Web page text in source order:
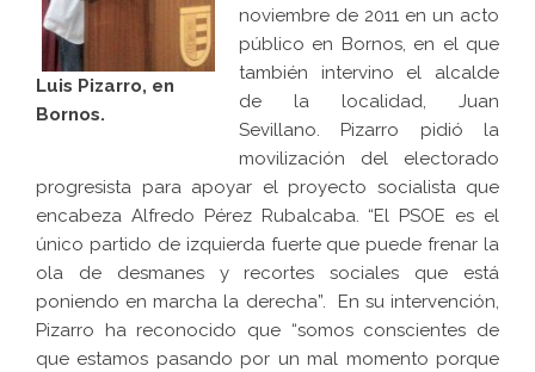
Luis Pizarro, en
Bornos.
noviembre de 2011 en un acto
público en Bornos, en el que
también intervino el alcalde
de la localidad, Juan
Sevillano. Pizarro pidió la
movilización del electorado
progresista para apoyar el proyecto socialista que
encabeza Alfredo Pérez Rubalcaba. “El PSOE es el
único partido de izquierda fuerte que puede frenar la
ola de desmanes y recortes sociales que está
poniendo en marcha la derecha”. En su intervención,
Pizarro ha reconocido que “somos conscientes de
que estamos pasando por un mal momento porque